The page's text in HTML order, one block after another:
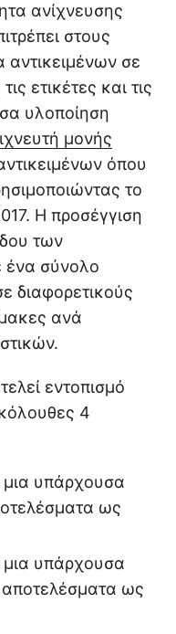
ανίχνευσης
στους
αντικειμένων σε
ετικέτες και τις
υλοποίηση
μονής
όπου
το
Η προσέγγιση
των
ένα σύνολο
διαφορετικούς
ανά
εντοπισμό
4
μια υπάρχουσα
ως
μια υπάρχουσα
αποτελέσματα ως